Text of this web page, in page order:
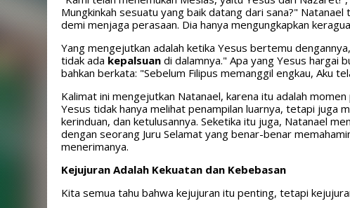
Mungkinkah sesuatu yang baik datang dari sana?"
demi menjaga perasaan. Dia hanya mengungkapkan
Yang mengejutkan adalah ketika Yesus bertemu
tidak ada kepalsuan di dalamnya." Apa yang Yesus hargai
bahkan berkata: "Sebelum Filipus memanggil engkau, Aku
Kalimat ini mengejutkan Natanael, karena itu adalah
Yesus tidak hanya melihat penampilan luarnya, tetapi juga
kerinduan, dan ketulusannya. Seketika itu juga, Natanael
dengan seorang Juru Selamat yang benar-benar
menerimanya.
Kejujuran Adalah Kekuatan dan Kebebasan
Kita semua tahu bahwa kejujuran itu penting, tetapi